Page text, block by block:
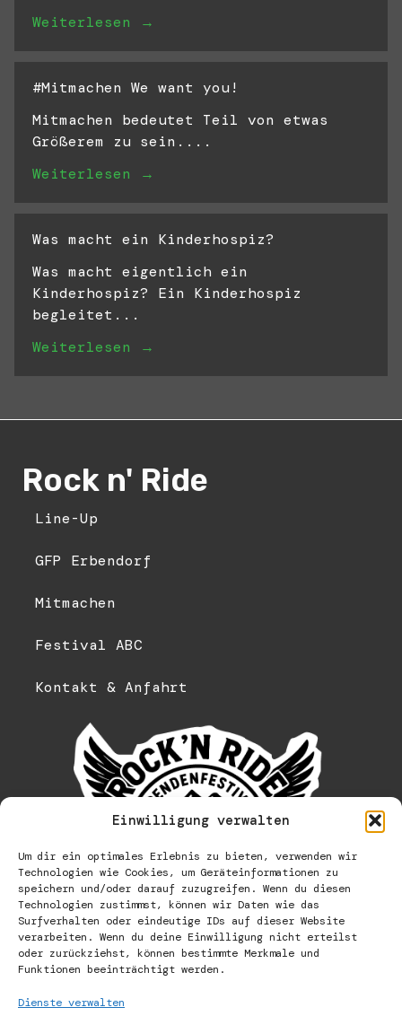
Einwilligung verwalten
Um dir ein optimales Erlebnis zu bieten, verwenden wir
Technologien wie Cookies, um Geräteinformationen zu
speichern und/oder darauf zuzugreifen. Wenn du diesen
Technologien zustimmst, können wir Daten wie das
Surfverhalten oder eindeutige IDs auf dieser Website
verarbeiten. Wenn du deine Einwilligung nicht erteilst
oder zurückziehst, können bestimmte Merkmale und
Funktionen beeinträchtigt werden.
Dienste verwalten
Weiterlesen →
#Mitmachen We want you!
Mitmachen bedeutet Teil von etwas
Größerem zu sein....
Weiterlesen →
Was macht ein Kinderhospiz?
Was macht eigentlich ein
Kinderhospiz? Ein Kinderhospiz
begleitet...
Weiterlesen →
Rock n' Ride
Line-Up
GFP Erbendorf
Mitmachen
Festival ABC
Kontakt & Anfahrt